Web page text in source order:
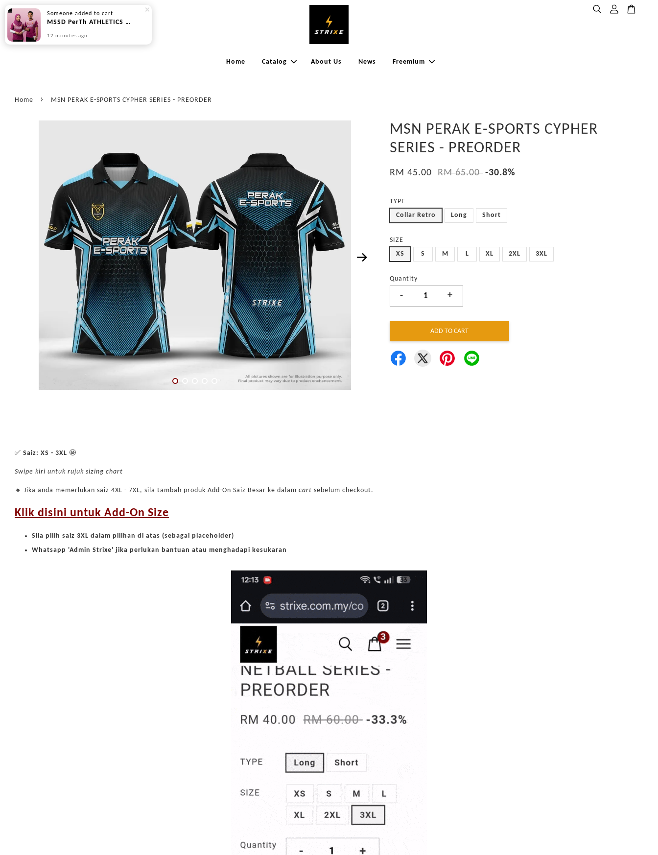
Home Catalog About Us News Freemium
Home › MSN PERAK E-SPORTS CYPHER SERIES - PREORDER
MSN PERAK E-SPORTS CYPHER
SERIES - PREORDER
RM 45.00 RM 65.00 -30.8%
TYPE
Collar Retro
Long Short
SIZE
XS
S M L XL 2XL 3XL
Quantity
- +
ADD TO CART
✅ Saiz: XS - 3XL 🤩
Swipe kiri untuk rujuk sizing chart
🔸 Jika anda memerlukan saiz 4XL - 7XL, sila tambah produk Add-On Saiz Besar ke dalam cart sebelum checkout.
Klik disini untuk Add-On Size
Sila pilih saiz 3XL dalam pilihan di atas (sebagai placeholder)
Whatsapp 'Admin Strixe' jika perlukan bantuan atau menghadapi kesukaran
12 minutes ago